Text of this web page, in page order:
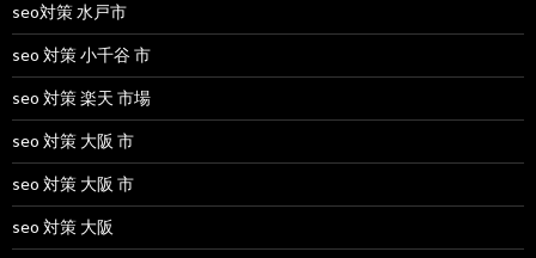
seo対策 水戸市
seo 対策 小千谷 市
seo 対策 楽天 市場
seo 対策 大阪 市
seo 対策 大阪 市
seo 対策 大阪